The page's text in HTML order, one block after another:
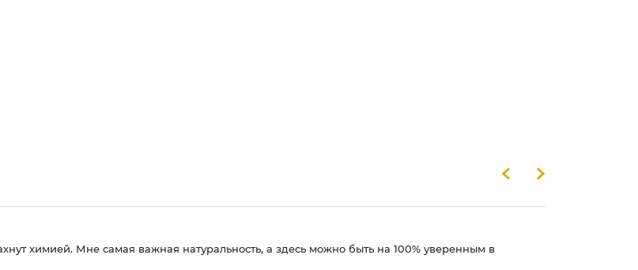
химией. Мне самая важная натуральность, а здесь можно быть на 100% уверенным в